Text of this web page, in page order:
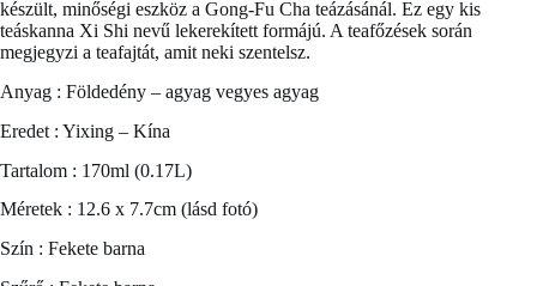
készült, minőségi eszköz a Gong-Fu Cha teázásánál. Ez egy kis
teáskanna Xi Shi nevű lekerekített formájú. A teafőzések során
megjegyzi a teafajtát, amit neki szentelsz.
Anyag : Földedény – agyag vegyes agyag
Eredet : Yixing – Kína
Tartalom : 170ml (0.17L)
Méretek : 12.6 x 7.7cm (lásd fotó)
Szín : Fekete barna